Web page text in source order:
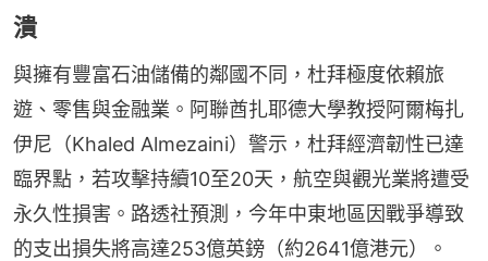
潰
與擁有豐富石油儲備的鄰國不同，杜拜極度依賴旅
遊、零售與金融業。阿聯酋扎耶德大學教授阿爾梅扎
伊尼（Khaled Almezaini）警示，杜拜經濟韌性已達
臨界點，若攻擊持續10至20天，航空與觀光業將遭受
永久性損害。路透社預測，今年中東地區因戰爭導致
的支出損失將高達253億英鎊（約2641億港元）。